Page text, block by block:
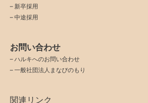
– 新卒採用
– 中途採用
お問い合わせ
– ハルキへのお問い合わせ
– 一般社団法人まなびのもり
関連リンク